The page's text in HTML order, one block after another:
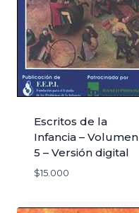
Escritos de la
Infancia – Volumen
5 – Versión digital
$15.000